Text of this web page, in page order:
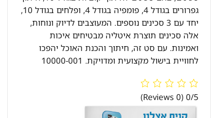
גפרורים בגודל 4, פומפיה בגודל 4, ופלחים בגודל 10,
יחד עם 3 סכינים נוספים. המעוצבים לדיוק ונוחות,
אלה סכינים תוצרת איטליה מבטיחים איכות
ואמינות. עם סט זה, חיתוך והכנת האוכל יהפכו
לחוויית בישול מקצועית ומדויקת. 10000-001
0/5
(0 Reviews)